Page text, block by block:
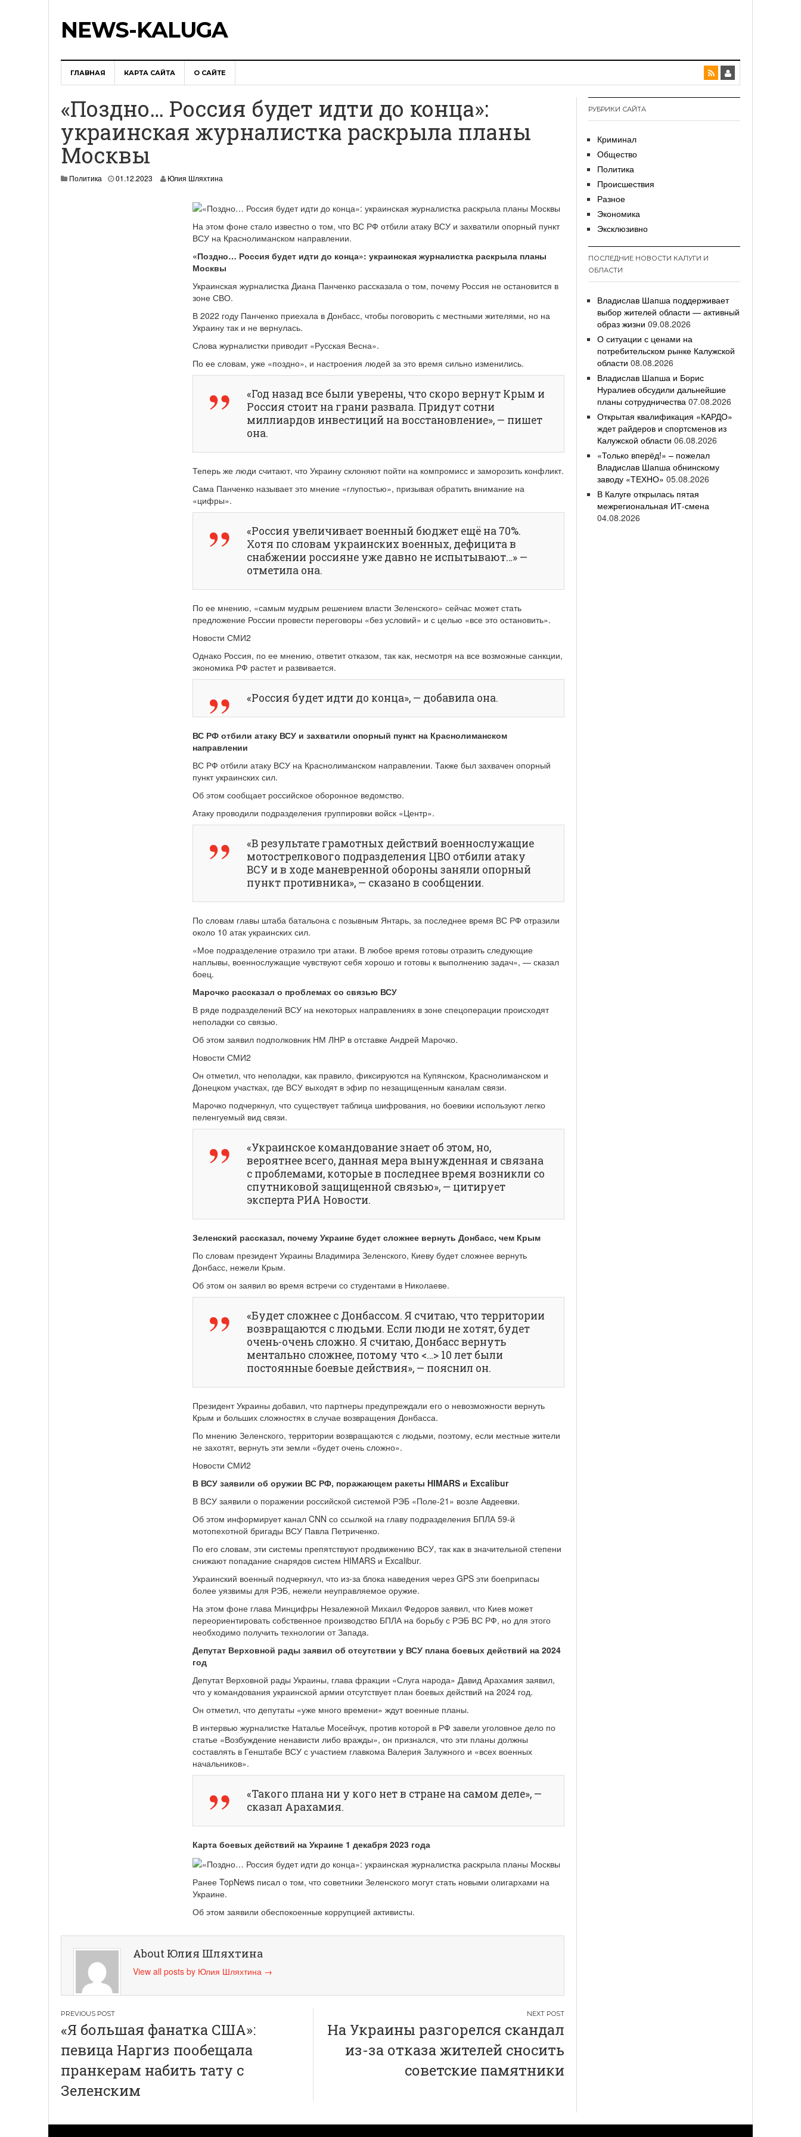
NEWS-KALUGA
ГЛАВНАЯ КАРТА САЙТА О САЙТЕ
«Поздно… Россия будет идти до конца»:
украинская журналистка раскрыла планы
Москвы
Политика 01.12.2023 Юлия Шляхтина
На этом фоне стало известно о том, что ВС РФ отбили атаку ВСУ и захватили опорный пункт
ВСУ на Краснолиманском направлении.
«Поздно… Россия будет идти до конца»: украинская журналистка раскрыла планы
Москвы
Украинская журналистка Диана Панченко рассказала о том, почему Россия не остановится в
зоне СВО.
В 2022 году Панченко приехала в Донбасс, чтобы поговорить с местными жителями, но на
Украину так и не вернулась.
Слова журналистки приводит «Русская Весна».
По ее словам, уже «поздно», и настроения людей за это время сильно изменились.
«Год назад все были уверены, что скоро вернут Крым и
Россия стоит на грани развала. Придут сотни
миллиардов инвестиций на восстановление», — пишет
она.
Теперь же люди считают, что Украину склоняют пойти на компромисс и заморозить конфликт.
Сама Панченко называет это мнение «глупостью», призывая обратить внимание на
«цифры».
«Россия увеличивает военный бюджет ещё на 70%.
Хотя по словам украинских военных, дефицита в
снабжении россияне уже давно не испытывают…» —
отметила она.
По ее мнению, «самым мудрым решением власти Зеленского» сейчас может стать
предложение России провести переговоры «без условий» и с целью «все это остановить».
Новости СМИ2
Однако Россия, по ее мнению, ответит отказом, так как, несмотря на все возможные санкции,
экономика РФ растет и развивается.
«Россия будет идти до конца», — добавила она.
ВС РФ отбили атаку ВСУ и захватили опорный пункт на Краснолиманском
направлении
ВС РФ отбили атаку ВСУ на Краснолиманском направлении. Также был захвачен опорный
пункт украинских сил.
Об этом сообщает российское оборонное ведомство.
Атаку проводили подразделения группировки войск «Центр».
«В результате грамотных действий военнослужащие
мотострелкового подразделения ЦВО отбили атаку
ВСУ и в ходе маневренной обороны заняли опорный
пункт противника», — сказано в сообщении.
По словам главы штаба батальона с позывным Янтарь, за последнее время ВС РФ отразили
около 10 атак украинских сил.
«Мое подразделение отразило три атаки. В любое время готовы отразить следующие
наплывы, военнослужащие чувствуют себя хорошо и готовы к выполнению задач», — сказал
боец.
Марочко рассказал о проблемах со связью ВСУ
В ряде подразделений ВСУ на некоторых направлениях в зоне спецоперации происходят
неполадки со связью.
Об этом заявил подполковник НМ ЛНР в отставке Андрей Марочко.
Новости СМИ2
Он отметил, что неполадки, как правило, фиксируются на Купянском, Краснолиманском и
Донецком участках, где ВСУ выходят в эфир по незащищенным каналам связи.
Марочко подчеркнул, что существует таблица шифрования, но боевики используют легко
пеленгуемый вид связи.
«Украинское командование знает об этом, но,
вероятнее всего, данная мера вынужденная и связана
с проблемами, которые в последнее время возникли со
спутниковой защищенной связью», — цитирует
эксперта РИА Новости.
Зеленский рассказал, почему Украине будет сложнее вернуть Донбасс, чем Крым
По словам президент Украины Владимира Зеленского, Киеву будет сложнее вернуть
Донбасс, нежели Крым.
Об этом он заявил во время встречи со студентами в Николаеве.
«Будет сложнее с Донбассом. Я считаю, что территории
возвращаются с людьми. Если люди не хотят, будет
очень-очень сложно. Я считаю, Донбасс вернуть
ментально сложнее, потому что <…> 10 лет были
постоянные боевые действия», — пояснил он.
Президент Украины добавил, что партнеры предупреждали его о невозможности вернуть
Крым и больших сложностях в случае возвращения Донбасса.
По мнению Зеленского, территории возвращаются с людьми, поэтому, если местные жители
не захотят, вернуть эти земли «будет очень сложно».
Новости СМИ2
В ВСУ заявили об оружии ВС РФ, поражающем ракеты HIMARS и Excalibur
В ВСУ заявили о поражении российской системой РЭБ «Поле-21» возле Авдеевки.
Об этом информирует канал CNN со ссылкой на главу подразделения БПЛА 59-й
мотопехотной бригады ВСУ Павла Петриченко.
По его словам, эти системы препятствуют продвижению ВСУ, так как в значительной степени
снижают попадание снарядов систем HIMARS и Excalibur.
Украинский военный подчеркнул, что из-за блока наведения через GPS эти боеприпасы
более уязвимы для РЭБ, нежели неуправляемое оружие.
На этом фоне глава Минцифры Незалежной Михаил Федоров заявил, что Киев может
переориентировать собственное производство БПЛА на борьбу с РЭБ ВС РФ, но для этого
необходимо получить технологии от Запада.
Депутат Верховной рады заявил об отсутствии у ВСУ плана боевых действий на 2024
год
Депутат Верховной рады Украины, глава фракции «Слуга народа» Давид Арахамия заявил,
что у командования украинской армии отсутствует план боевых действий на 2024 год.
Он отметил, что депутаты «уже много времени» ждут военные планы.
В интервью журналистке Наталье Мосейчук, против которой в РФ завели уголовное дело по
статье «Возбуждение ненависти либо вражды», он признался, что эти планы должны
составлять в Генштабе ВСУ с участием главкома Валерия Залужного и «всех военных
начальников».
«Такого плана ни у кого нет в стране на самом деле», —
сказал Арахамия.
Карта боевых действий на Украине 1 декабря 2023 года
Ранее TopNews писал о том, что советники Зеленского могут стать новыми олигархами на
Украине.
Об этом заявили обеспокоенные коррупцией активисты.
About Юлия Шляхтина
View all posts by Юлия Шляхтина →
Навигация
по
записям
«Я большая фанатка США»:
певица Наргиз пообещала
пранкерам набить тату с
Зеленским
На Украины разгорелся скандал
из-за отказа жителей сносить
советские памятники
РУБРИКИ САЙТА
Криминал
Общество
Политика
Происшествия
Разное
Экономика
Эксклюзивно
ПОСЛЕДНИЕ НОВОСТИ КАЛУГИ И
ОБЛАСТИ
Владислав Шапша поддерживает
выбор жителей области — активный
образ жизни 09.08.2026
О ситуации с ценами на
потребительском рынке Калужской
области 08.08.2026
Владислав Шапша и Борис
Нуралиев обсудили дальнейшие
планы сотрудничества 07.08.2026
Открытая квалификация «КАРДО»
ждет райдеров и спортсменов из
Калужской области 06.08.2026
«Только вперёд!» – пожелал
Владислав Шапша обнинскому
заводу «ТЕХНО» 05.08.2026
В Калуге открылась пятая
межрегиональная ИТ-смена
04.08.2026